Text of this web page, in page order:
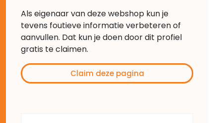
Als eigenaar van deze webshop kun je
tevens foutieve informatie verbeteren of
aanvullen. Dat kun je doen door dit profiel
gratis te claimen.
Claim deze pagina